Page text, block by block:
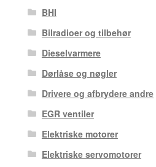
BHI
Bilradioer og tilbehør
Dieselvarmere
Dørlåse og nøgler
Drivere og afbrydere andre
EGR ventiler
Elektriske motorer
Elektriske servomotorer